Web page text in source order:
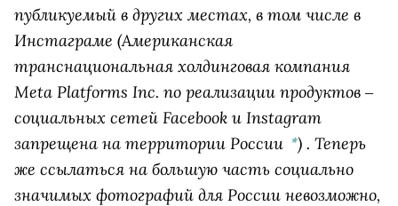
публикуемый в других местах, в том числе в
Инстаграме (Американская
транснациональная холдинговая компания
Meta Platforms Inc. по реализации продуктов ‒
социальных сетей Facebook и Instagram
запрещена на территории России *) . Теперь
же ссылаться на большую часть социально
значимых фотографий для России невозможно,